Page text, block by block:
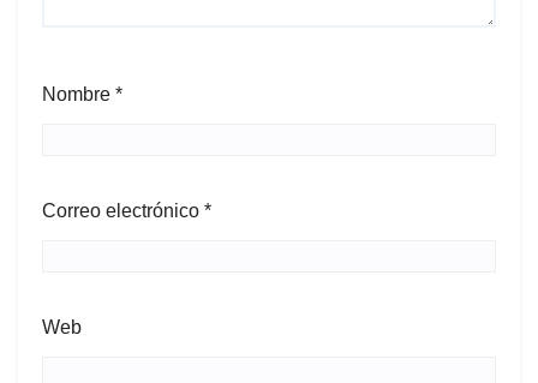
Nombre *
Correo electrónico *
Web